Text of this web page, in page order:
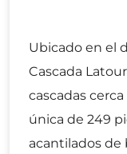
Ubicado en el
Cascada
cascadas cerca
única de 249
acantilados de